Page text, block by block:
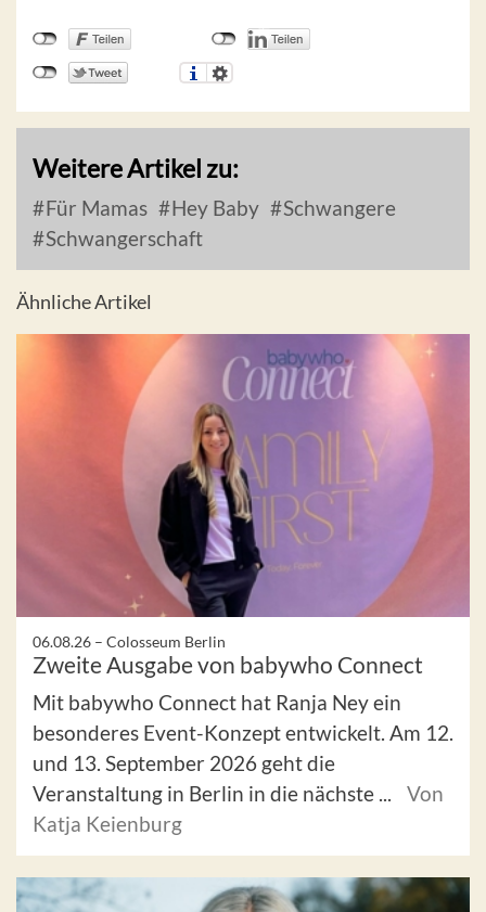
Weitere Artikel zu:
Für Mamas Hey Baby
Schwangere
Schwangerschaft
Ähnliche Artikel
06.08.26 – Colosseum Berlin
Zweite Ausgabe von babywho Connect
Mit babywho Connect hat Ranja Ney ein
besonderes Event-Konzept entwickelt. Am 12.
und 13. September 2026 geht die
Veranstaltung in Berlin in die nächste ...
Von
Katja Keienburg